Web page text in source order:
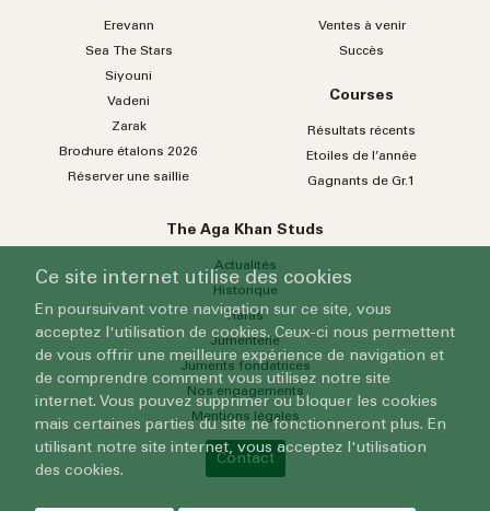
Erevann
Sea TheStars
Siyouni
Vadeni
Zarak
Brochure étalons 2026
Réserver une saillie
Ventes à venir
Succès
Courses
Résultats récents
Etoiles de l’année
Gagnants de Gr.1
The Aga Khan Studs
Actualités
Historique
Haras
Jumenterie
Juments fondatrices
Nos engagements
Mentions légales
Contact
Ce site internet utilise des cookies
En poursuivant votre navigation sur ce site, vous
acceptez l'utilisation de cookies. Ceux-ci nous permettent
de vous offrir une meilleure expérience de navigation et
de comprendre comment vous utilisez notre site
internet. Vous pouvez supprimer ou bloquer les cookies
mais certaines parties du site ne fonctionneront plus. En
utilisant notre site internet, vous acceptez l'utilisation
des cookies.